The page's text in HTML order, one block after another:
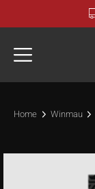
Inhalt
Home Winmau